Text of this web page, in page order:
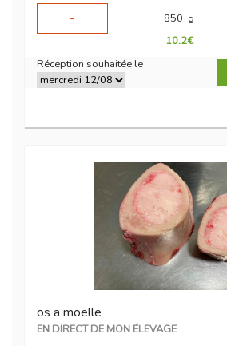
-
850 g
10.2€
Réception souhaitée le
os a moelle
EN DIRECT DE MON ÉLEVAGE